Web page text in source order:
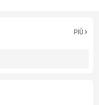
PIÙ